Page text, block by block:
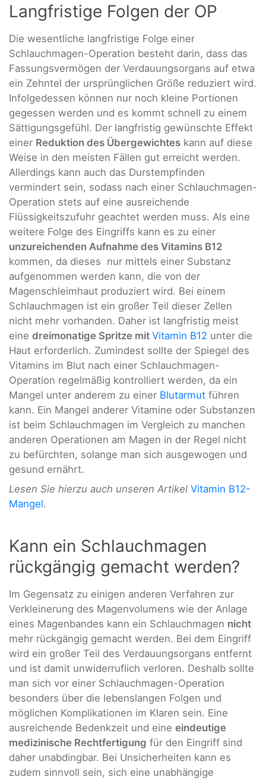
Langfristige Folgen der OP
Die wesentliche langfristige Folge einer
Schlauchmagen-Operation besteht darin, dass das
Fassungsvermögen der Verdauungsorgans auf etwa
ein Zehntel der ursprünglichen Größe reduziert wird.
Infolgedessen können nur noch kleine Portionen
gegessen werden und es kommt schnell zu einem
Sättigungsgefühl. Der langfristig gewünschte Effekt
einer Reduktion des Übergewichtes kann auf diese
Weise in den meisten Fällen gut erreicht werden.
Allerdings kann auch das Durstempfinden
vermindert sein, sodass nach einer Schlauchmagen-
Operation stets auf eine ausreichende
Flüssigkeitszufuhr geachtet werden muss. Als eine
weitere Folge des Eingriffs kann es zu einer
unzureichenden Aufnahme des Vitamins B12
kommen, da dieses nur mittels einer Substanz
aufgenommen werden kann, die von der
Magenschleimhaut produziert wird. Bei einem
Schlauchmagen ist ein großer Teil dieser Zellen
nicht mehr vorhanden. Daher ist langfristig meist
eine dreimonatige Spritze mit Vitamin B12 unter die
Haut erforderlich. Zumindest sollte der Spiegel des
Vitamins im Blut nach einer Schlauchmagen-
Operation regelmäßig kontrolliert werden, da ein
Mangel unter anderem zu einer Blutarmut führen
kann. Ein Mangel anderer Vitamine oder Substanzen
ist beim Schlauchmagen im Vergleich zu manchen
anderen Operationen am Magen in der Regel nicht
zu befürchten, solange man sich ausgewogen und
gesund ernährt.
Lesen Sie hierzu auch unseren Artikel Vitamin B12-
Mangel.
Kann ein Schlauchmagen
rückgängig gemacht werden?
Im Gegensatz zu einigen anderen Verfahren zur
Verkleinerung des Magenvolumens wie der Anlage
eines Magenbandes kann ein Schlauchmagen nicht
mehr rückgängig gemacht werden. Bei dem Eingriff
wird ein großer Teil des Verdauungsorgans entfernt
und ist damit unwiderruflich verloren. Deshalb sollte
man sich vor einer Schlauchmagen-Operation
besonders über die lebenslangen Folgen und
möglichen Komplikationen im Klaren sein. Eine
ausreichende Bedenkzeit und eine eindeutige
medizinische Rechtfertigung für den Eingriff sind
daher unabdingbar. Bei Unsicherheiten kann es
zudem sinnvoll sein, sich eine unabhängige